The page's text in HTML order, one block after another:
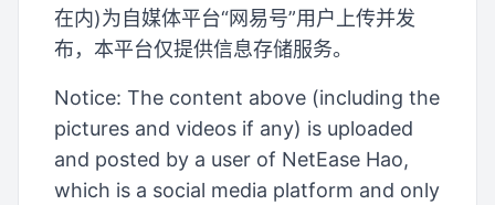
在内)为自媒体平台“网易号”用户上传并发
布，本平台仅提供信息存储服务。
Notice: The content above (including the
pictures and videos if any) is uploaded
and posted by a user of NetEase Hao,
which is a social media platform and only